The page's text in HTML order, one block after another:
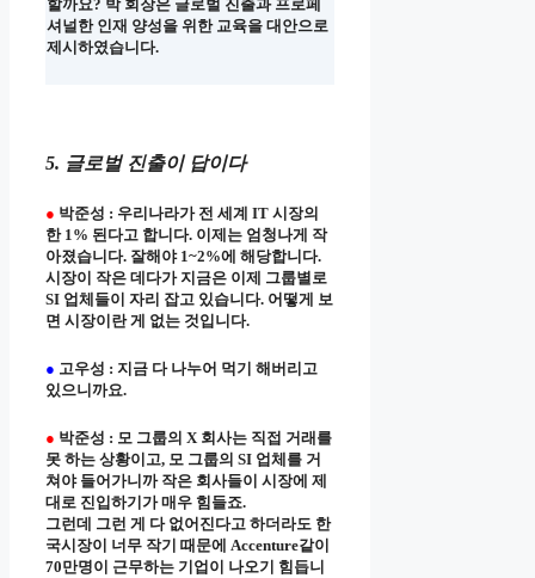
할까요? 박 회장은 글로벌 진출과 프로페
셔널한 인재 양성을 위한 교육을 대안으로
제시하였습니다.
5. 글로벌 진출이 답이다
● 박준성 : 우리나라가 전 세계 IT 시장의
한 1% 된다고 합니다. 이제는 엄청나게 작
아졌습니다. 잘해야 1~2%에 해당합니다.
시장이 작은 데다가 지금은 이제 그룹별로
SI 업체들이 자리 잡고 있습니다. 어떻게 보
면 시장이란 게 없는 것입니다.
● 고우성 : 지금 다 나누어 먹기 해버리고
있으니까요.
● 박준성 : 모 그룹의 X 회사는 직접 거래를
못 하는 상황이고, 모 그룹의 SI 업체를 거
쳐야 들어가니까 작은 회사들이 시장에 제
대로 진입하기가 매우 힘들죠.
그런데 그런 게 다 없어진다고 하더라도 한
국시장이 너무 작기 때문에 Accenture같이
70만명이 근무하는 기업이 나오기 힘듭니